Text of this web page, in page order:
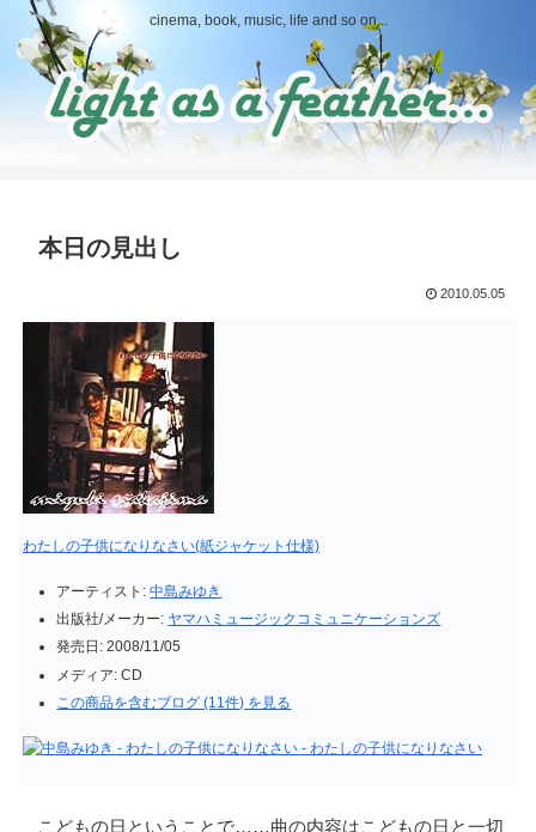
cinema, book, music, life and so on...
本日の見出し
2010.05.05
わたしの子供になりなさい(紙ジャケット仕様)
アーティスト: 中島みゆき
出版社/メーカー: ヤマハミュージックコミュニケーションズ
発売日: 2008/11/05
メディア: CD
この商品を含むブログ (11件) を見る
こどもの日ということで……曲の内容はこどもの日と一切